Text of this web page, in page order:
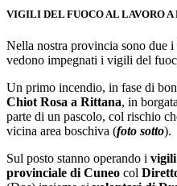
VIGILI DEL FUOCO AL LAVORO
Nella nostra provincia sono due
vedono impegnati i vigili del
Un primo incendio, in fase di
Chiot Rosa a Rittana, in borgata
parte di un pascolo, col rischio
vicina area boschiva (foto sotto).
Sul posto stanno operando i
provinciale di Cuneo col